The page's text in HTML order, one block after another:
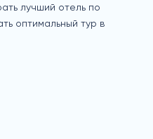
лучший отель по
оптимальный тур в